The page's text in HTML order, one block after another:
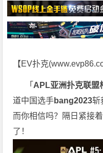
【EV扑克(
「 APL亚洲扑克联盟
道中国选手bang2023斩
而你相信吗？隔日紧接
了！